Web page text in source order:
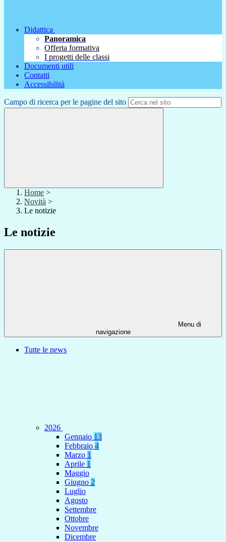
Didattica
Panoramica
Offerta formativa
I progetti delle classi
Documenti utili
Contatti
Accessibilità
Campo di ricerca per le pagine del sito
Home >
Novità >
Le notizie
Le notizie
Menu di
navigazione
Tutte le news
2026
Gennaio 13
Febbraio 4
Marzo 1
Aprile 1
Maggio
Giugno 2
Luglio
Agosto
Settembre
Ottobre
Novembre
Dicembre